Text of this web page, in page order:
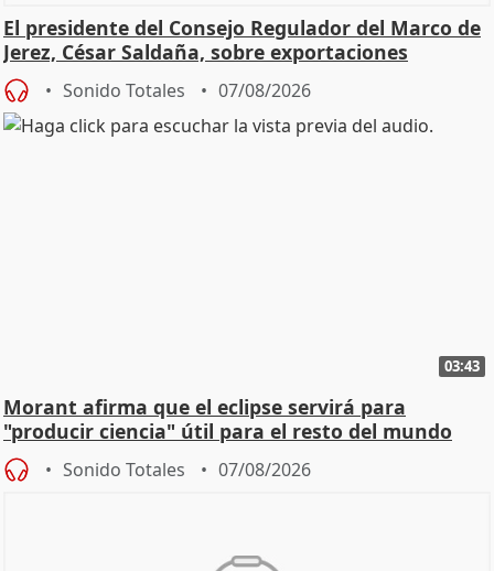
El presidente del Consejo Regulador del Marco de
Jerez, César Saldaña, sobre exportaciones
Sonido Totales 07/08/2026
03:43
Morant afirma que el eclipse servirá para
"producir ciencia" útil para el resto del mundo
Sonido Totales 07/08/2026